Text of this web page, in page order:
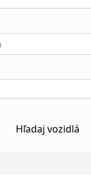
Hľadaj vozidlá